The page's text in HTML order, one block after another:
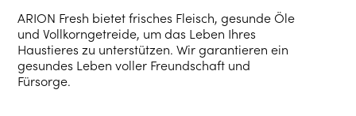
ARION Fresh bietet frisches Fleisch, gesunde Öle
und Vollkorngetreide, um das Leben Ihres
Haustieres zu unterstützen. Wir garantieren ein
gesundes Leben voller Freundschaft und
Fürsorge.